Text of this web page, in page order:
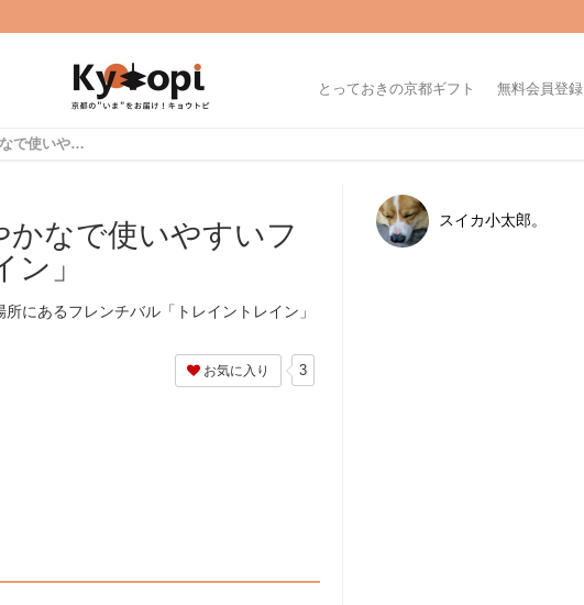
とっておきの京都ギフト 無料会員登録
【京都】繁華街近くのにぎやかなで使いやすいフレンチバル「トレイントレイン」
かなで使いやすいフ
」
にあるフレンチバル「トレイントレイン」
お気に入り 3
スイカ小太郎。